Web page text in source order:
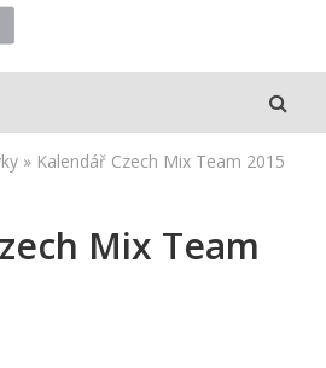
» Kalendář Czech Mix Team 2015
Mix Team